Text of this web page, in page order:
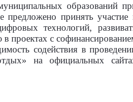
образований
принять участие
технологий,
проектах с
содействия в
на официальных